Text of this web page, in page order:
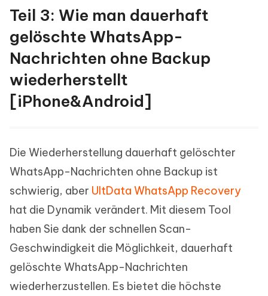
Teil 3: Wie man dauerhaft
gelöschte WhatsApp-
Nachrichten ohne Backup
wiederherstellt
[iPhone&Android]
Die Wiederherstellung dauerhaft gelöschter
WhatsApp-Nachrichten ohne Backup ist
schwierig, aber UltData WhatsApp Recovery
hat die Dynamik verändert. Mit diesem Tool
haben Sie dank der schnellen Scan-
Geschwindigkeit die Möglichkeit, dauerhaft
gelöschte WhatsApp-Nachrichten
wiederherzustellen. Es bietet die höchste